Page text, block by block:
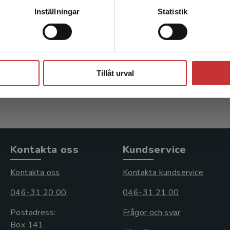
Inställningar Statistik
Tillåt urval
Omvårdnad & medicin
Ekwall, A - Jansson, A (red.)
Exkl. moms: 386 kr
Exkl.
Kontakta oss
Kontakta oss
046-31 20 00
Postadress:
Box 141
Kundservice
Kontakta kundservice
046-31 21 00
Frågor och svar